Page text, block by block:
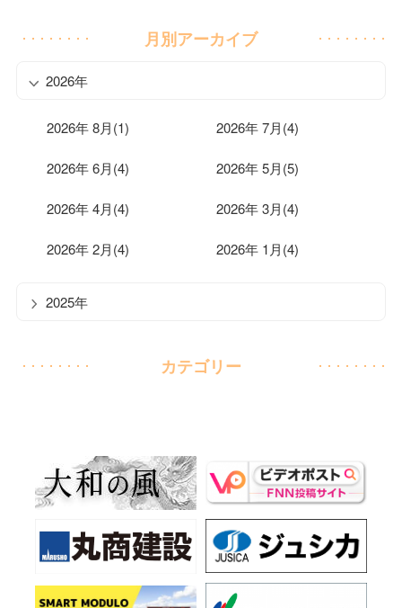
月別アーカイブ
2026年
2026年 8月(1) 2026年 7月(4)
2026年 6月(4) 2026年 5月(5)
2026年 4月(4) 2026年 3月(4)
2026年 2月(4) 2026年 1月(4)
2025年
カテゴリー